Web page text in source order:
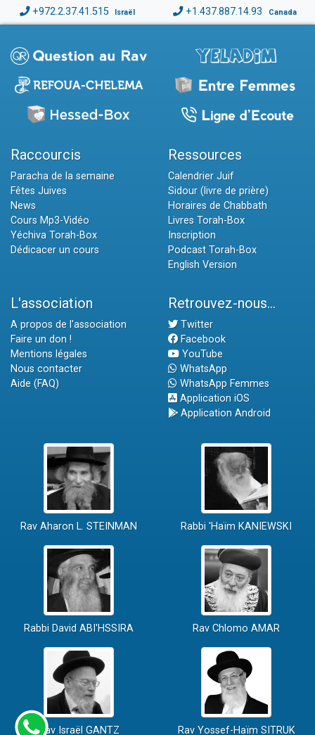
+972.2.37.41.515 Israël +1.437.887.14.93 Canada
Raccourcis
Paracha de la semaine
Fêtes Juives
News
Cours Mp3-Vidéo
Yéchiva Torah-Box
Dédicacer un cours
Ressources
Calendrier Juif
Sidour (livre de prière)
Horaires de Chabbath
Livres Torah-Box
Inscription
Podcast Torah-Box
English Version
L'association
A propos de l'association
Faire un don !
Mentions légales
Nous contacter
Aide (FAQ)
Retrouvez-nous...
Twitter
Facebook
YouTube
WhatsApp
WhatsApp Femmes
Application iOS
Application Android
Rav Aharon L. STEINMAN Rabbi 'Haïm KANIEWSKI
Rabbi David ABI'HSSIRA Rav Chlomo AMAR
Rav Israël GANTZ Rav Yossef-Haïm SITRUK